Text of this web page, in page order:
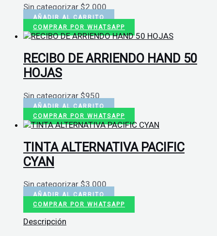
Sin categorizar$2.000
AÑADIR AL CARRITO
COMPRAR POR WHATSAPP
RECIBO DE ARRIENDO HAND 50
HOJAS
Sin categorizar $950
AÑADIR AL CARRITO
COMPRAR POR WHATSAPP
TINTA ALTERNATIVA PACIFIC
CYAN
Sin categorizar $3.000
AÑADIR AL CARRITO
COMPRAR POR WHATSAPP
Descripción